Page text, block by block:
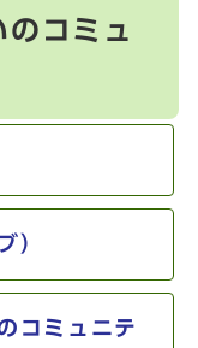
コミュ
）
コミュニテ